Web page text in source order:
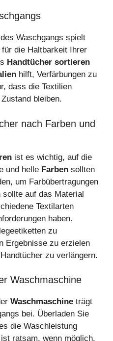
Waschgangs spielt
die Haltbarkeit Ihrer
Handtücher sortieren
hilft, Verfärbungen zu
dass die Textilien
bleiben.
nach Farben und
ist es wichtig, auf die
und helle Farben sollten
um Farbübertragungen
auf das Material
Textilarten
haben.
zu
Ergebnisse zu erzielen
zu verlängern.
Waschmaschine
Waschmaschine trägt
bei. Überladen Sie
die Waschleistung
ratsam, wenn möglich,